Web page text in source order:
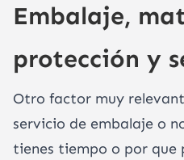
Embalaje,
protección y
Otro factor muy
servicio de embalaje o
tienes tiempo o por que